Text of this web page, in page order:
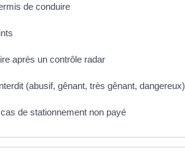
de conduire
après un contrôle radar
(abusif, gênant, très gênant, dangereux)
de stationnement non payé